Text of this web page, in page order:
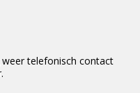
telefonisch contact